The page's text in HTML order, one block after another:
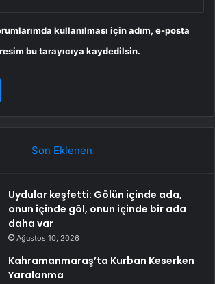
kullanılması için adım, e-posta
bu tarayıcıya kaydedilsin.
Son Eklenen
Uydular keşfetti: Gölün içinde ada,
onun içinde göl, onun içinde bir ada
daha var
Ağustos 10, 2026
Kahramanmaraş’ta Kurban Keserken
Yaralanma